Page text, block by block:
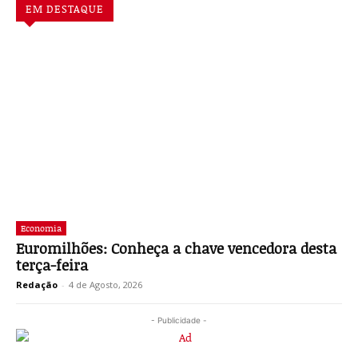
EM DESTAQUE
Economia
Euromilhões: Conheça a chave vencedora desta
terça-feira
Redação - 4 de Agosto, 2026
- Publicidade -